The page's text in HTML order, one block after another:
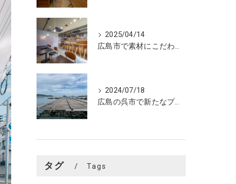
2025/04/14
広島市で素材にこだわった魅力的なおにぎり屋さんの設計。店舗設計、店舗デザインはasazu design office
2024/07/18
広島の呉市で新たなプロジェクトの現調
タグ Tags